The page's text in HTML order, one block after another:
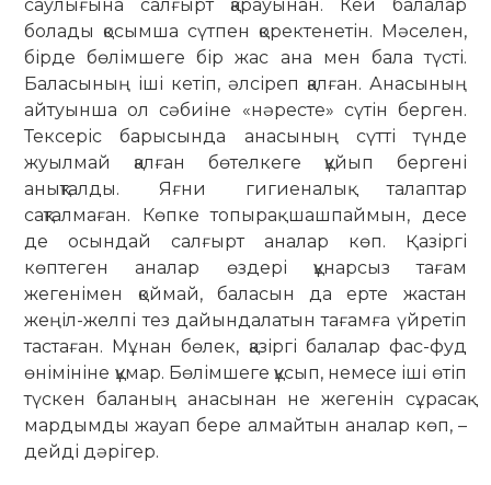
саулығына салғырт қа­рауынан. Кей балалар
болады қосымша сүтпен қоректенетін. Мәселен,
бірде бөлімшеге бір жас ана мен бала түсті.
Баласының іші кетіп, әлсіреп қалған. Анасының
айтуынша ол сәбиіне «нәресте» сүтін берген.
Тексеріс барысында анасының сүтті түнде
жуылмай қалған бөтелкеге құйып бергені
анықталды. Яғни гигиеналық талаптар
сақталмаған. Көпке топырақ шашпаймын, десе
де осындай салғырт аналар көп. Қазіргі
көптеген аналар өздері құнарсыз тағам
жегенімен қоймай, баласын да ерте жас­тан
жеңіл-желпі тез дайындалатын тағамға үйретіп
тастаған. Мұнан бөлек, қазіргі балалар фас-фуд
өнімініне құ­мар. Бөлімшеге құсып, немесе іші өтіп
түскен баланың анасынан не же­генін сұ­расақ
мардымды жауап бере ал­май­тын аналар көп, –
дейді дәрігер.